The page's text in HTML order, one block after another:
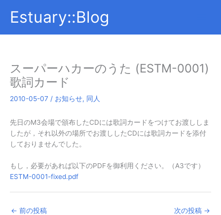
Estuary::Blog
スーパーハカーのうた (ESTM-0001)
歌詞カード
2010-05-07 / お知らせ, 同人
先日のM3会場で頒布したCDには歌詞カードをつけてお渡ししま
したが，それ以外の場所でお渡ししたCDには歌詞カードを添付
しておりませんでした。
もし，必要があれば以下のPDFを御利用ください。（A3です）
ESTM-0001-fixed.pdf
← 前の投稿 次の投稿 →